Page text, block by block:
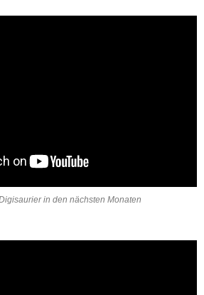
in den nächsten Monaten